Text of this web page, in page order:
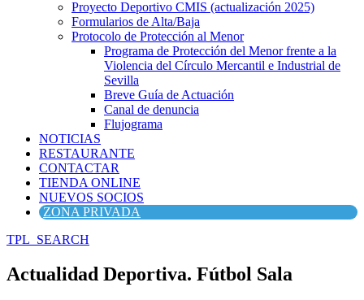
Proyecto Deportivo CMIS (actualización 2025)
Formularios de Alta/Baja
Protocolo de Protección al Menor
Programa de Protección del Menor frente a la
Violencia del Círculo Mercantil e Industrial de
Sevilla
Breve Guía de Actuación
Canal de denuncia
Flujograma
NOTICIAS
RESTAURANTE
CONTACTAR
TIENDA ONLINE
NUEVOS SOCIOS
ZONA PRIVADA
TPL_SEARCH
Actualidad Deportiva. Fútbol Sala